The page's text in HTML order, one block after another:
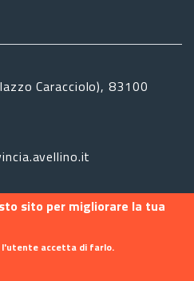
Caracciolo), 83100
sito per migliorare la tua
l'utente accetta di farlo.